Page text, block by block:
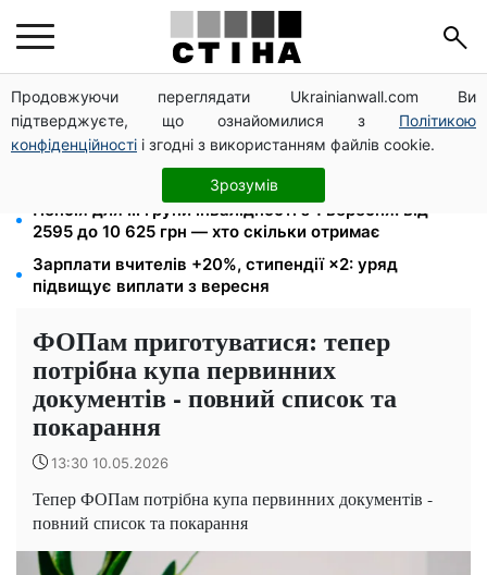
Продовжуючи переглядати Ukrainianwall.com Ви
підтверджуєте, що ознайомилися з Політикою
конфіденційності і згодні з використанням файлів cookie.
Зрозумів
10 заявок — і МСЦ МВС приїде у громаду: обмін
прав, реєстрація авто та міжнародне посвідчення
26 000 підписів — Зеленський доручив РНБО
позбавляти водіїв прав за систематичні порушення
Пенсія для III групи інвалідності з 1 вересня: від
2595 до 10 625 грн — хто скільки отримає
Зарплати вчителів +20%, стипендії ×2: уряд
підвищує виплати з вересня
ФОПам приготуватися: тепер
потрібна купа первинних
документів - повний список та
покарання
13:30 10.05.2026
Тепер ФОПам потрібна купа первинних документів -
повний список та покарання